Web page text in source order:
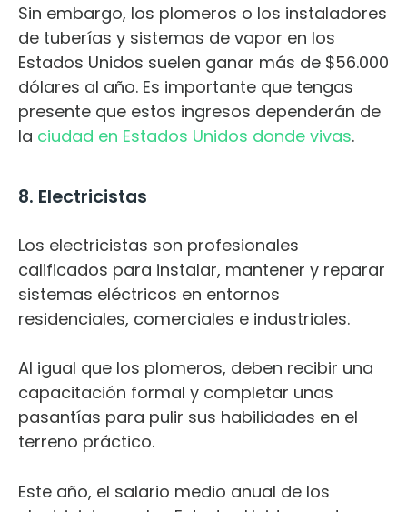
Sin embargo, los plomeros o los instaladores
de tuberías y sistemas de vapor en los
Estados Unidos suelen ganar más de $56.000
dólares al año. Es importante que tengas
presente que estos ingresos dependerán de
la ciudad en Estados Unidos donde vivas.
8. Electricistas
Los electricistas son profesionales
calificados para instalar, mantener y reparar
sistemas eléctricos en entornos
residenciales, comerciales e industriales.
Al igual que los plomeros, deben recibir una
capacitación formal y completar unas
pasantías para pulir sus habilidades en el
terreno práctico.
Este año, el salario medio anual de los